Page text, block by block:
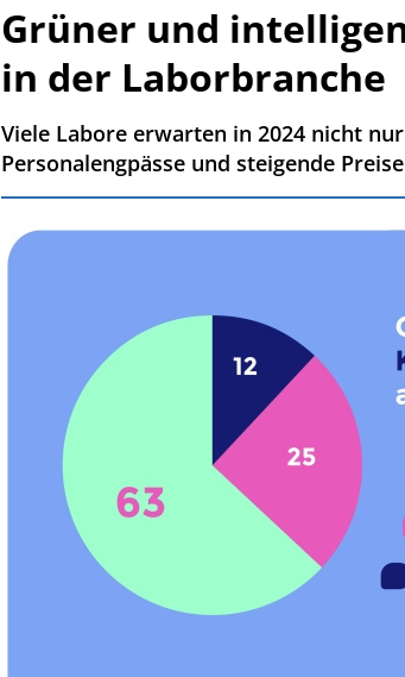
Grüner und
in der Laborbranche
Viele Labore erwarten in 2024 nicht
Personalengpässe und steigende